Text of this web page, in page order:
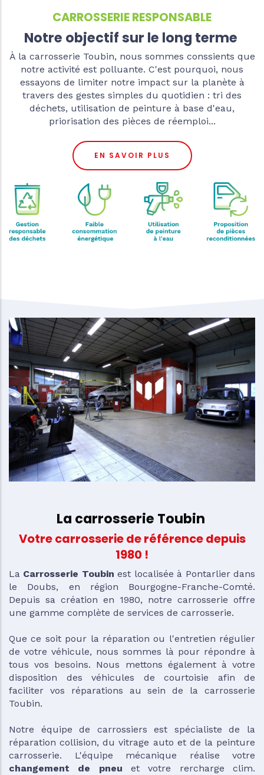
CARROSSERIE RESPONSABLE
Notre objectif sur le long terme
À la carrosserie Toubin, nous sommes conssients que
notre activité est polluante. C'est pourquoi, nous
essayons de limiter notre impact sur la planète à
travers des gestes simples du quotidien : tri des
déchets, utilisation de peinture à base d'eau,
priorisation des pièces de réemploi...
EN SAVOIR PLUS
La carrosserie Toubin
Votre carrosserie de référence depuis
1980 !
La Carrosserie Toubinest localisée à Pontarlier dans
le Doubs, en région Bourgogne-Franche-Comté.
Depuis sa création en 1980, notre carrosserie offre
une gamme complète de services de carrosserie.
Que ce soit pour la réparation ou l'entretien régulier
de votre véhicule, nous sommes là pour répondre à
tous vos besoins. Nous mettons également à votre
disposition des véhicules de courtoisie afin de
faciliter vos réparations au sein de la carrosserie
Toubin.
Notre équipe de carrossiers est spécialiste de la
réparation collision, du vitrage auto et de la peinture
carrosserie. L'équipe mécanique réalise votre
changement de pneu et votre rercharge clim.